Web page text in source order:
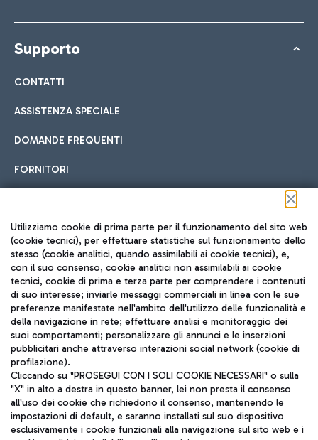
Supporto
CONTATTI
ASSISTENZA SPECIALE
DOMANDE FREQUENTI
FORNITORI
Seguici sui social
TRAVEL JOURNAL
ITA
Utilizziamo cookie di prima parte per il funzionamento del sito web
(cookie tecnici), per effettuare statistiche sul funzionamento dello
stesso (cookie analitici, quando assimilabili ai cookie tecnici), e,
con il suo consenso, cookie analitici non assimilabili ai cookie
tecnici, cookie di prima e terza parte per comprendere i contenuti
di suo interesse; inviarle messaggi commerciali in linea con le sue
preferenze manifestate nell'ambito dell'utilizzo delle funzionalità e
della navigazione in rete; effettuare analisi e monitoraggio dei
suoi comportamenti; personalizzare gli annunci e le inserzioni
pubblicitari anche attraverso interazioni social network (cookie di
profilazione).
Cliccando su "PROSEGUI CON I SOLI COOKIE NECESSARI" o sulla
"X" in alto a destra in questo banner, lei non presta il consenso
all'uso dei cookie che richiedono il consenso, mantenendo le
impostazioni di default, e saranno installati sul suo dispositivo
esclusivamente i cookie funzionali alla navigazione sul sito web e i